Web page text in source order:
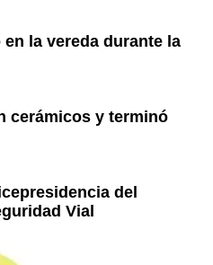
la vereda durante la
cerámicos y terminó
del
Vial